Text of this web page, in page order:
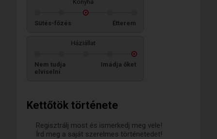
Kettőtök története
Regisztrálj most és ismerkedj meg vele!
Írd meg a saját szerelmes történetedet!
Konyha
Sütés-főzés Étterem
Háziállat
Nem tudja
elviselni
Imádja őket